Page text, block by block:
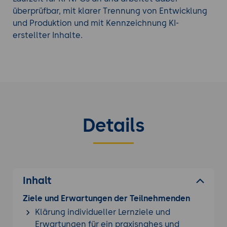
überprüfbar, mit klarer Trennung von Entwicklung
und Produktion und mit Kennzeichnung KI-
erstellter Inhalte.
Details
Inhalt
Ziele und Erwartungen der Teilnehmenden
Klärung individueller Lernziele und
Erwartungen für ein praxisnahes und